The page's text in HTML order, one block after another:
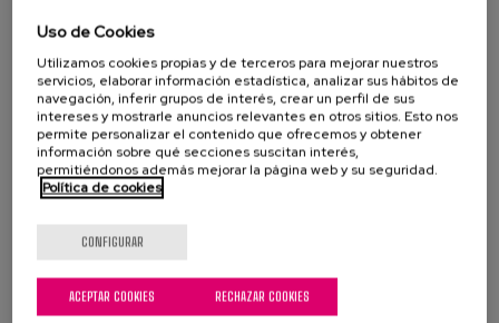
Canal de denuncias
Uso de Cookies
Utilizamos cookies propias y de terceros para mejorar nuestros
servicios, elaborar información estadística, analizar sus hábitos de
navegación, inferir grupos de interés, crear un perfil de sus
intereses y mostrarle anuncios relevantes en otros sitios. Esto nos
permite personalizar el contenido que ofrecemos y obtener
información sobre qué secciones suscitan interés,
permitiéndonos además mejorar la página web y su seguridad.
Política de cookies
CONFIGURAR
RECHAZAR COOKIES
ACEPTAR COOKIES